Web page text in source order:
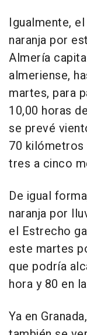
Igualmente,
naranja por
Almería
almeriense,
martes, para
10,00 horas
se prevé
70 kilómetros
tres a cinco
De igual
naranja por
el Estrecho
este martes
que podría
hora y 80 en
Ya en